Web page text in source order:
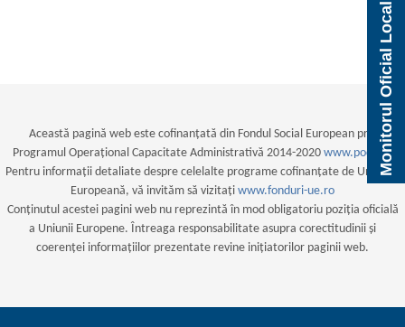
Această pagină web este cofinanțată din Fondul Social European prin
Programul Operațional Capacitate Administrativă 2014-2020 www.poca.ro
Pentru informații detaliate despre celelalte programe cofinanțate de Uniunea
Europeană, vă invităm să vizitați www.fonduri-ue.ro
Conținutul acestei pagini web nu reprezintă în mod obligatoriu poziția oficială
a Uniunii Europene. Întreaga responsabilitate asupra corectitudinii și
coerenței informațiilor prezentate revine inițiatorilor paginii web.
Monitorul Oficial Local